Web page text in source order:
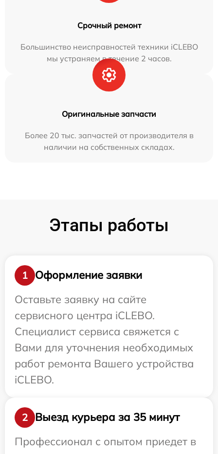
Срочный ремонт
Большинство неисправностей техники iCLEBO
мы устраняем в течение 2 часов.
Оригинальные запчасти
Более 20 тыс. запчастей от производителя в
наличии на собственных складах.
Этапы работы
1
Оформление заявки
Оставьте заявку на сайте
сервисного центра iCLEBO.
Специалист сервиса свяжется с
Вами для уточнения необходимых
работ ремонта Вашего устройства
iCLEBO.
2
Выезд курьера за 35 минут
Профессионал с опытом приедет в